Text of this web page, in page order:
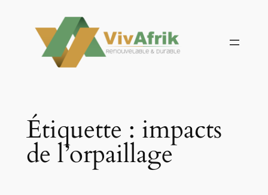
contenu
Étiquette : impacts
de l’orpaillage